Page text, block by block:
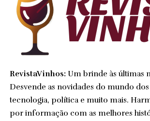
RevistaVinhos: Um brinde às últimas
Desvende as novidades do mundo
tecnologia, política e muito mais.
por informação com as melhores